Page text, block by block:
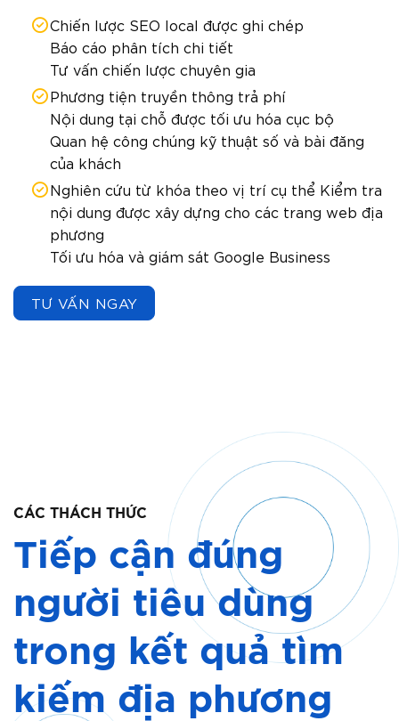
Chiến lược SEO local được ghi chép
Báo cáo phân tích chi tiết
Tư vấn chiến lược chuyên gia
Phương tiện truyền thông trả phí
Nội dung tại chỗ được tối ưu hóa cục bộ
Quan hệ công chúng kỹ thuật số và bài đăng
của khách
Nghiên cứu từ khóa theo vị trí cụ thể Kiểm tra
nội dung được xây dựng cho các trang web địa
phương
Tối ưu hóa và giám sát Google Business
TƯ VẤN NGAY
CÁC THÁCH THỨC
Tiếp cận đúng
người tiêu dùng
trong kết quả tìm
kiếm địa phương